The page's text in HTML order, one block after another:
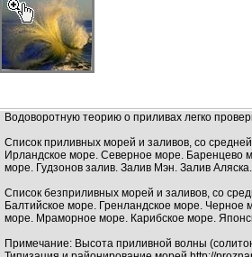
Водоворотную теорию о приливах легко
Список приливных морей и заливов, со
Ирландское море. Северное море. Баренцево
море. Гудзонов залив. Залив Мэн. Залив
Список безприливных морей и заливов, со
Балтийское море. Гренландское море. Черное
море. Мраморное море. Карибское море.
Примечание: Высота приливной волны